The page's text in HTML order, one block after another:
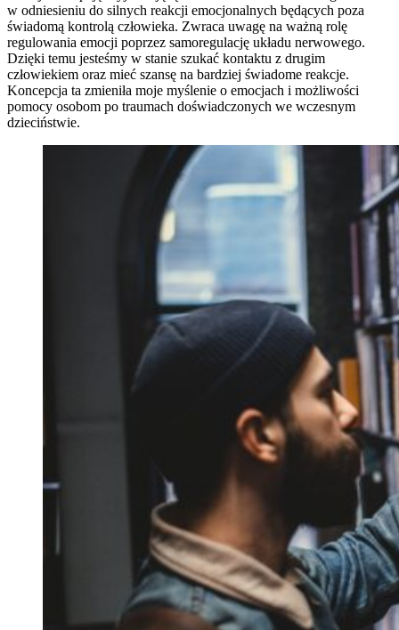
w odniesieniu do silnych reakcji emocjonalnych będących poza
świadomą kontrolą człowieka. Zwraca uwagę na ważną rolę
regulowania emocji poprzez samoregulację układu nerwowego.
Dzięki temu jesteśmy w stanie szukać kontaktu z drugim
człowiekiem oraz mieć szansę na bardziej świadome reakcje.
Koncepcja ta zmieniła moje myślenie o emocjach i możliwości
pomocy osobom po traumach doświadczonych we wczesnym
dzieciństwie.